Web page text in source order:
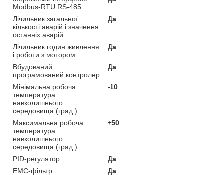
Modbus-RTU RS-485
Лічильник загальної
кількості аварій і значення
останніх аварій
Да
Лічильник годин живлення
і роботи з мотором
Да
Вбудований
програмований контролер
Да
Мінімальна робоча
температура
навколишнього
середовища (град.)
-10
Максимальна робоча
температура
навколишнього
середовища (град.)
+50
PID-регулятор
Да
EMC-фільтр
Да